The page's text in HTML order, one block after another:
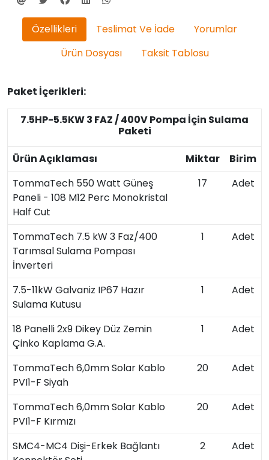
Özellikleri Teslimat Ve İade
Yorumlar
Ürün Dosyası
Taksit Tablosu
Paket İçerikleri:
7.5HP-5.5KW 3 FAZ / 400V Pompa İçin Sulama
Paketi
Ürün Açıklaması
Miktar
Birim
TommaTech 550 Watt Güneş
Paneli - 108 M12 Perc Monokristal
Half Cut
17 Adet
TommaTech 7.5 kW 3 Faz/400
Tarımsal Sulama Pompası
İnverteri
1 Adet
7.5-11kW Galvaniz IP67 Hazır
Sulama Kutusu
1 Adet
18 Panelli 2x9 Dikey Düz Zemin
Çinko Kaplama G.A.
1 Adet
TommaTech 6,0mm Solar Kablo
PVI1-F Siyah
20 Adet
TommaTech 6,0mm Solar Kablo
PVI1-F Kırmızı
20 Adet
SMC4-MC4 Dişi-Erkek Bağlantı
2 Adet